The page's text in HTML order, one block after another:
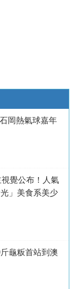
岡熱氣球嘉年
覺公布！人氣
」美食系美少
龜粄首站到澳